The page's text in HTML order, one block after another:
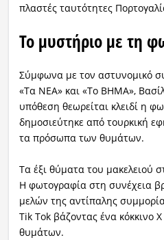
πλαστές ταυτότητες
Το μυστήριο με τη
Σύμφωνα με τον αστυνομικό
«Τα ΝΕΑ» και «Το ΒΗΜΑ»,
υπόθεση θεωρείται κλειδί η
δημοσιεύτηκε από τουρκική
τα πρόσωπα των θυμάτων.
Τα έξι θύματα του μακελειού
Η φωτογραφία στη συνέχεια
μελών της αντίπαλης
Tik Tok βάζοντας ένα κόκκινο
θυμάτων.